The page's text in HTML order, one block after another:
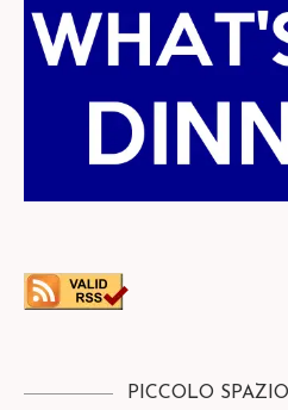
PICCOLO